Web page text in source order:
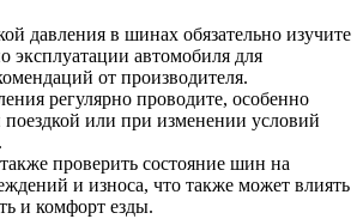
давления в шинах обязательно изучите
эксплуатации автомобиля для
от производителя.
регулярно проводите, особенно
поездкой или при изменении условий
проверить состояние шин на
и износа, что также может влиять
и комфорт езды.